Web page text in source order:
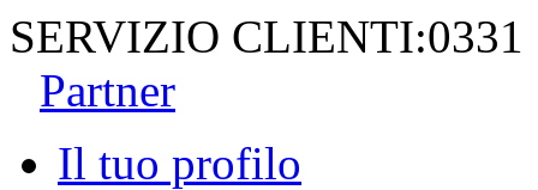
SERVIZIO CLIENTI:0331
Partner
Il tuo profilo